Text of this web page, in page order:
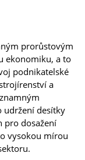
prorůstovým
ekonomiku, a to
podnikatelské
a
udržení desítky
pro dosažení
vysokou mírou